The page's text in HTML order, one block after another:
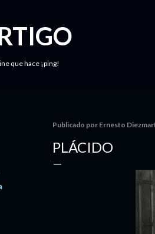
que hace ¡ping!
Publicado por Ernesto
PLÁCIDO